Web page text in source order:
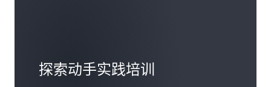
探索动手实践培训